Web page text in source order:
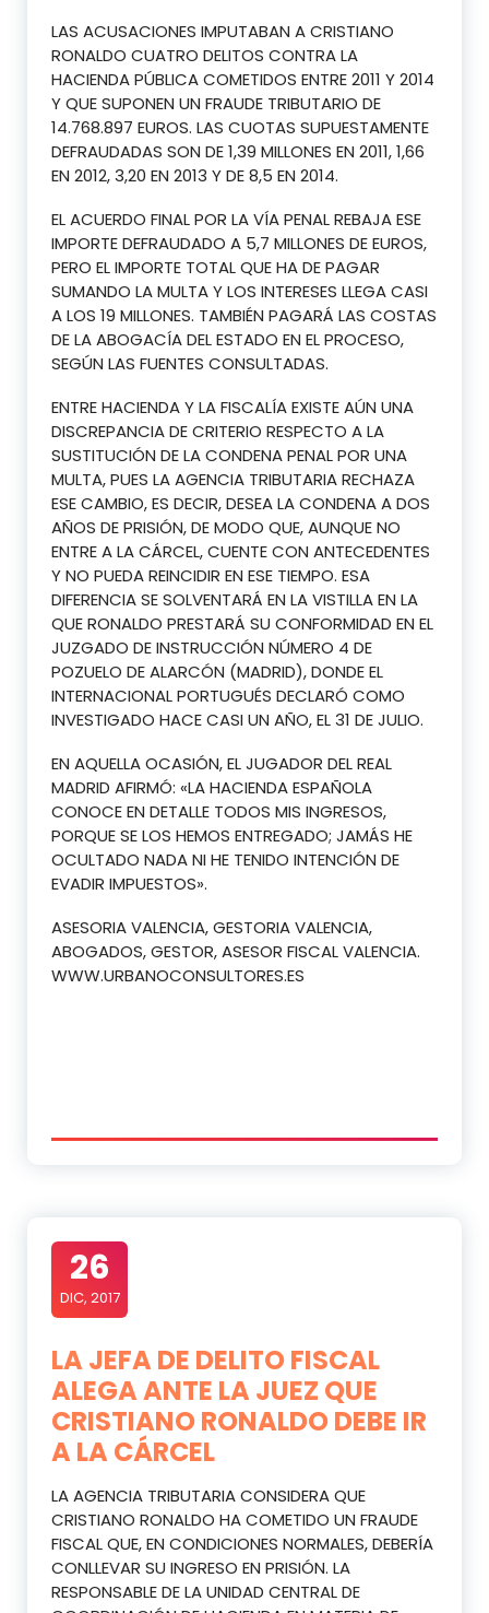
LAS ACUSACIONES IMPUTABAN A CRISTIANO
RONALDO CUATRO DELITOS CONTRA LA
HACIENDA PÚBLICA COMETIDOS ENTRE 2011 Y 2014
Y QUE SUPONEN UN FRAUDE TRIBUTARIO DE
14.768.897 EUROS. LAS CUOTAS SUPUESTAMENTE
DEFRAUDADAS SON DE 1,39 MILLONES EN 2011, 1,66
EN 2012, 3,20 EN 2013 Y DE 8,5 EN 2014.
EL ACUERDO FINAL POR LA VÍA PENAL REBAJA ESE
IMPORTE DEFRAUDADO A 5,7 MILLONES DE EUROS,
PERO EL IMPORTE TOTAL QUE HA DE PAGAR
SUMANDO LA MULTA Y LOS INTERESES LLEGA CASI
A LOS 19 MILLONES. TAMBIÉN PAGARÁ LAS COSTAS
DE LA ABOGACÍA DEL ESTADO EN EL PROCESO,
SEGÚN LAS FUENTES CONSULTADAS.
ENTRE HACIENDA Y LA FISCALÍA EXISTE AÚN UNA
DISCREPANCIA DE CRITERIO RESPECTO A LA
SUSTITUCIÓN DE LA CONDENA PENAL POR UNA
MULTA, PUES LA AGENCIA TRIBUTARIA RECHAZA
ESE CAMBIO, ES DECIR, DESEA LA CONDENA A DOS
AÑOS DE PRISIÓN, DE MODO QUE, AUNQUE NO
ENTRE A LA CÁRCEL, CUENTE CON ANTECEDENTES
Y NO PUEDA REINCIDIR EN ESE TIEMPO. ESA
DIFERENCIA SE SOLVENTARÁ EN LA VISTILLA EN LA
QUE RONALDO PRESTARÁ SU CONFORMIDAD EN EL
JUZGADO DE INSTRUCCIÓN NÚMERO 4 DE
POZUELO DE ALARCÓN (MADRID), DONDE EL
INTERNACIONAL PORTUGUÉS DECLARÓ COMO
INVESTIGADO HACE CASI UN AÑO, EL 31 DE JULIO.
EN AQUELLA OCASIÓN, EL JUGADOR DEL REAL
MADRID AFIRMÓ: «LA HACIENDA ESPAÑOLA
CONOCE EN DETALLE TODOS MIS INGRESOS,
PORQUE SE LOS HEMOS ENTREGADO; JAMÁS HE
OCULTADO NADA NI HE TENIDO INTENCIÓN DE
EVADIR IMPUESTOS».
ASESORIA VALENCIA, GESTORIA VALENCIA,
ABOGADOS, GESTOR, ASESOR FISCAL VALENCIA.
WWW.URBANOCONSULTORES.ES
26
DIC, 2017
LA JEFA DE DELITO FISCAL
ALEGA ANTE LA JUEZ QUE
CRISTIANO RONALDO DEBE IR
A LA CÁRCEL
LA AGENCIA TRIBUTARIA CONSIDERA QUE
CRISTIANO RONALDO HA COMETIDO UN FRAUDE
FISCAL QUE, EN CONDICIONES NORMALES, DEBERÍA
CONLLEVAR SU INGRESO EN PRISIÓN. LA
RESPONSABLE DE LA UNIDAD CENTRAL DE